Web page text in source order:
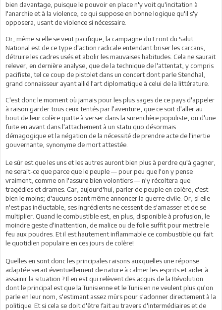
bien davantage, puisque le pouvoir en place n'y voit qu'incitation à
l'anarchie et à la violence, ce qui suppose en bonne logique qu'il s'y
opposera, usant de violence si nécessaire.
Or, même si elle se veut pacifique, la campagne du Front du Salut
National est de ce type d'action radicale entendant briser les carcans,
détruire les cadres usés et abolir les mauvaises habitudes. Cela ne saurait
relever, en dernière analyse, que de la technique de l'attentat, y compris
pacifiste, tel ce coup de pistolet dans un concert dont parle Stendhal,
grand connaisseur ayant allié l'art diplomatique à celui de la littérature.
C'est donc le moment où jamais pour les plus sages de ce pays d'appeler
à raison garder tous ceux tentés par l'aventure, que ce soit d'aller au
bout de leur colère quitte à verser dans la surenchère populiste, ou d'une
fuite en avant dans l'attachement à un statu quo désormais
démagogique et la négation de la nécessité de prendre acte de l'inertie
gouvernante, synonyme de mort attestée.
Le sûr est que les uns et les autres auront bien plus à perdre qu'à gagner,
ne serait-ce que parce que le peuple — pour peu que l'on y pense
vraiment, comme on l'assure bien volontiers — n'y récoltera que
tragédies et drames. Car, aujourd'hui, parler de peuple en colère, c'est
bien le moins; d'aucuns osant même annoncer la guerre civile. Or, si elle
n'est pas inéluctable, ses ingrédients ne cessent de s'amasser et de se
multiplier. Quand le combustible est, en plus, disponible à profusion, le
moindre geste d'inattention, de malice ou de folie suffit pour mettre le
feu aux poudres. Et il est hautement inflammable ce combustible qui fait
le quotidien populaire en ces jours de colère!
Quelles en sont donc les principales raisons auxquelles une réponse
adaptée serait éventuellement de nature à calmer les esprits et aider à
assainir la situation ? Il en est qui relèvent des acquis de la Révolution
dont le principal est que la Tunisienne et le Tunisien ne veulent plus qu'on
parle en leur nom, s'estimant assez mûrs pour s'adonner directement à la
politique. Et si cela se doit d'être fait au travers d'intermédiaires et de